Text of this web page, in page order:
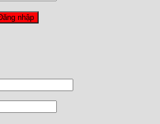
nhập